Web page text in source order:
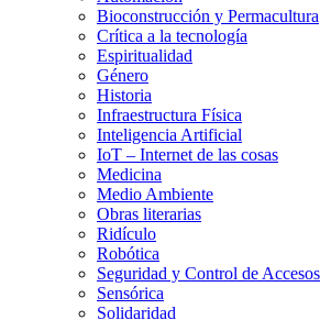
Bioconstrucción y Permacultura
Crítica a la tecnología
Espiritualidad
Género
Historia
Infraestructura Física
Inteligencia Artificial
IoT – Internet de las cosas
Medicina
Medio Ambiente
Obras literarias
Ridículo
Robótica
Seguridad y Control de Accesos
Sensórica
Solidaridad